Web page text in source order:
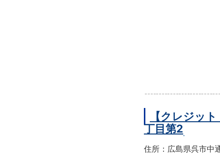
【クレジッ
丁目第2
住所：広島県呉市中